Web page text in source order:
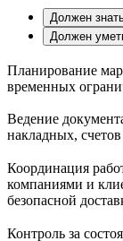
Должен
Должен
Планирование
временных
Ведение
накладных,
Координация
компаниями и
безопасной
Контроль за